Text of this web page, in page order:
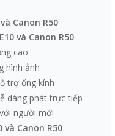
Canon R50
và Canon R50
cao
hình ảnh
trợ ống kính
dàng phát trực tiếp
người mới
và Canon R50